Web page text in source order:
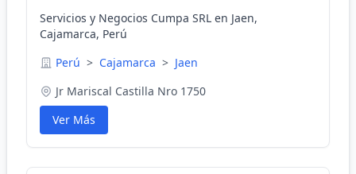
Servicios y Negocios Cumpa SRL en Jaen,
Cajamarca, Perú
Perú > Cajamarca > Jaen
Jr Mariscal Castilla Nro 1750
Ver Más